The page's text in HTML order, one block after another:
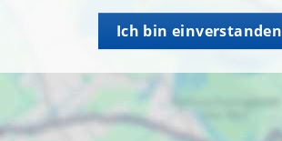
Ich bin einverstanden